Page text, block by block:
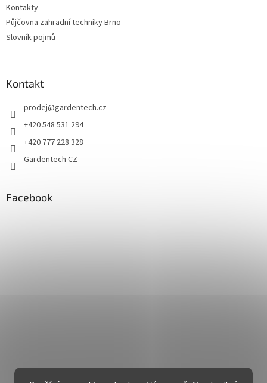
Kontakty
Půjčovna zahradní techniky Brno
Slovník pojmů
Kontakt
prodej@gardentech.cz
+420 548 531 294
+420 777 228 328
Gardentech CZ
Facebook